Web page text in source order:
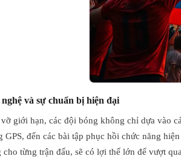
và sự chuẩn bị hiện đại
giới hạn, các đội bóng không chỉ dựa vào
GPS, đến các bài tập phục hồi chức năng
từng trận đấu, sẽ có lợi thế lớn để vượt